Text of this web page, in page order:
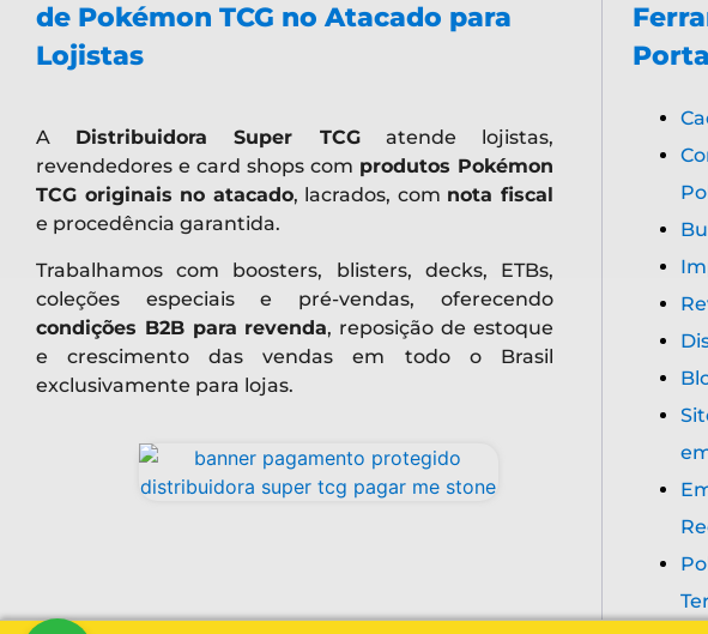
de Pokémon TCG no Atacado para
Lojistas
A Distribuidora Super TCGatende lojistas,
revendedores e card shops com produtos Pokémon
TCG originais no atacado, lacrados, com nota fiscal
e procedência garantida.
Trabalhamos com boosters, blisters, decks, ETBs,
coleções especiais e pré-vendas, oferecendo
condições B2B para revenda, reposição de estoque
e crescimento das vendas em todo o Brasil
exclusivamente para lojas.